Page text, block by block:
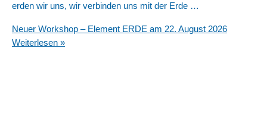
erden wir uns, wir verbinden uns mit der Erde …
Neuer Workshop – Element ERDE am 22. August 2026
Weiterlesen »